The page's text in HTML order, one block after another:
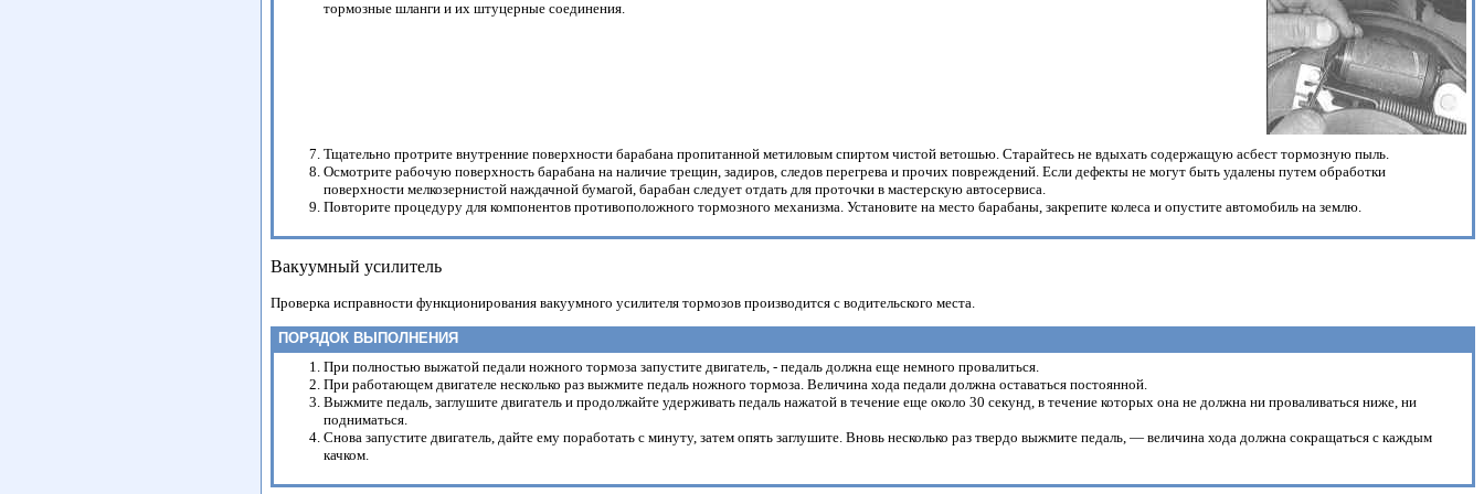
тормозные шланги и их штуцерные соединения.
Тщательно протрите внутренние поверхности барабана пропитанной метиловым спиртом чистой ветошью. Старайтесь не вдыхать содержащую асбест тормозную пыль.
Осмотрите рабочую поверхность барабана на наличие трещин, задиров, следов перегрева и прочих повреждений. Если дефекты не могут быть удалены путем обработки
поверхности мелкозернистой наждачной бумагой, барабан следует отдать для проточки в мастерскую автосервиса.
Повторите процедуру для компонентов противоположного тормозного механизма. Установите на место барабаны, закрепите колеса и опустите автомобиль на землю.
Вакуумный усилитель
Проверка исправности функционирования вакуумного усилителя тормозов производится с водительского места.
ПОРЯДОК ВЫПОЛНЕНИЯ
При полностью выжатой педали ножного тормоза запустите двигатель, - педаль должна еще немного провалиться.
При работающем двигателе несколько раз выжмите педаль ножного тормоза. Величина хода педали должна оставаться постоянной.
Выжмите педаль, заглушите двигатель и продолжайте удерживать педаль нажатой в течение еще около 30 секунд, в течение которых она не должна ни проваливаться ниже, ни
подниматься.
Снова запустите двигатель, дайте ему поработать с минуту, затем опять заглушите. Вновь несколько раз твердо выжмите педаль, — величина хода должна сокращаться с каждым
качком.